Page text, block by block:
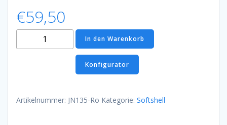
€59,50
Softshell
Jacke
In den Warenkorb
Konfigurator
Artikelnummer: JN135-Ro Kategorie: Softshell